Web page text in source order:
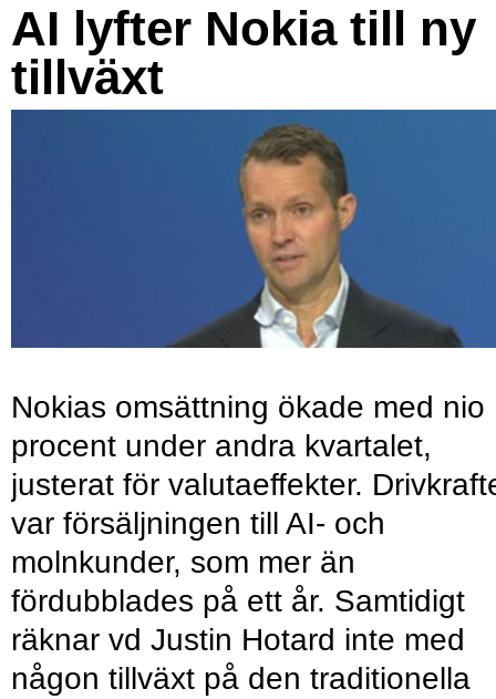
AI lyfter Nokia till ny
tillväxt
Nokias omsättning ökade med nio
procent under andra kvartalet,
justerat för valutaeffekter.
var försäljningen till AI- och
molnkunder, som mer än
fördubblades på ett år. Samtidigt
räknar vd Justin Hotard inte med
någon tillväxt på den traditionella